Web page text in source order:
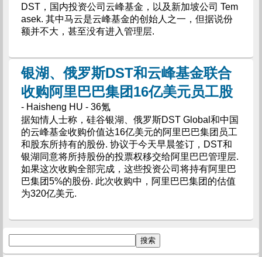
DST，国内投资公司云峰基金，以及新加坡公司 Tem
asek. 其中马云是云峰基金的创始人之一，但据说份
额并不大，甚至没有进入管理层.
银湖、俄罗斯DST和云峰基金联合
收购阿里巴巴集团16亿美元员工股
- Haisheng HU - 36氪
据知情人士称，硅谷银湖、俄罗斯DST Global和中国
的云峰基金收购价值达16亿美元的阿里巴巴集团员工
和股东所持有的股份. 协议于今天早晨签订，DST和
银湖同意将所持股份的投票权移交给阿里巴巴管理层.
如果这次收购全部完成，这些投资公司将持有阿里巴
巴集团5%的股份. 此次收购中，阿里巴巴集团的估值
为320亿美元.